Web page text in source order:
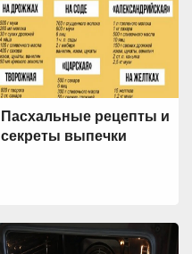
Пасхальные рецепты и
секреты выпечки